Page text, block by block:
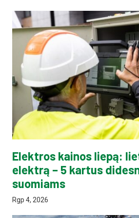
Elektros kainos liepą:
elektrą – 5 kartus
suomiams
Rgp 4, 2026